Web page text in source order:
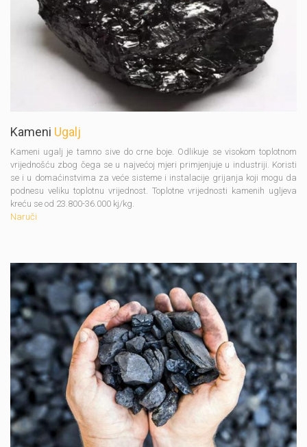
Kameni Ugalj
Kameni ugalj je tamno sive do crne boje. Odlikuje se visokom toplotnom
vrijednošću zbog čega se u najvećoj mjeri primjenjuje u industriji. Koristi
se i u domaćinstvima za veće sisteme i instalacije grijanja koji mogu da
podnesu veliku toplotnu vrijednost. Toplotne vrijednosti kamenih ugljeva
kreću se od 23.800-36.000 kj/kg.
Naruči